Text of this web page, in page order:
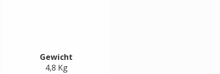
Gewicht
4,8 Kg